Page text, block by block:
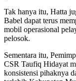
Tak hanya itu, Hatta
Babel dapat terus
mobil operasional
pelosok.
Sementara itu,
CSR Taufiq Hidayat
konsistensi pihaknya